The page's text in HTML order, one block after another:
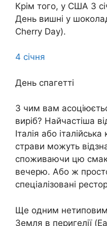
Крім того, у США 3
День вишні у
Cherry Day).
4 січня
День спагетті
З чим вам
виріб? Найчастіша
Італія або
страви можуть
споживаючи цю
вечерю. Або ж
спеціалізовані
Ще одним
Земля в перигелії